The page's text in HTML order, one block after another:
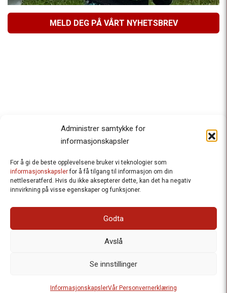
Administrer samtykke for
informasjonskapsler
For å gi de beste opplevelsene bruker vi teknologier som
informasjonskapslerfor å få tilgang til informasjon om din
nettleseratferd. Hvis du ikke aksepterer dette, kan det ha negativ
innvirkning på visse egenskaper og funksjoner.
Godta
Avslå
Se innstillinger
InformasjonskapslerVår Personvernerklæring
MELD DEG PÅ VÅRT NYHETSBREV
Besteforeldrenes klimaaksjon
Ansvarlig redaktør
: Halfdan Wiik |
: Postboks 1231 Vika, 0110 Oslo.
Organisasjonsnummer
Merete Bertheau